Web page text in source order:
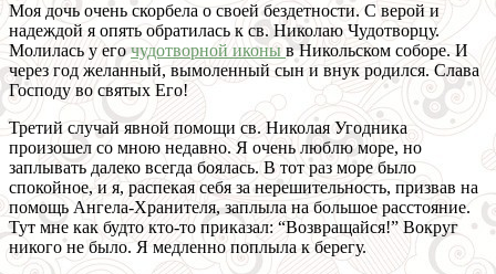
Моя дочь очень скорбела о своей бездетности. С верой и
надеждой я опять обратилась к св. Николаю Чудотворцу.
Молилась у егочудотворной иконы в Никольском соборе. И
через год желанный, вымоленный сын и внук родился. Слава
Господу во святых Его!
Третий случай явной помощи св. Николая Угодника
произошел со мною недавно. Я очень люблю море, но
заплывать далеко всегда боялась. В тот раз море было
спокойное, и я, распекая себя за нерешительность, призвав на
помощь Ангела-Хранителя, заплыла на большое расстояние.
Тут мне как будто кто-то приказал: “Возвращайся!” Вокруг
никого не было. Я медленно поплыла к берегу.